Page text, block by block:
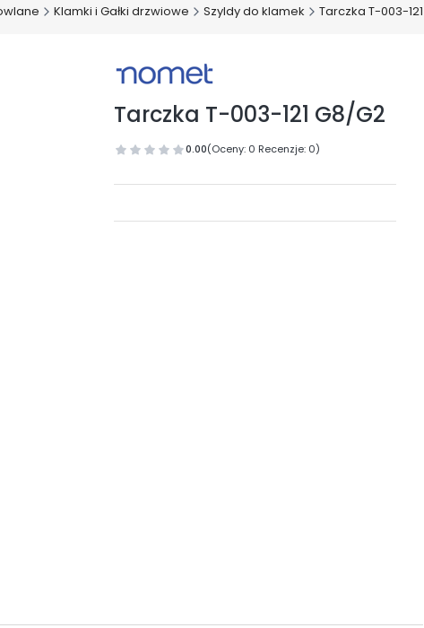
Klamki i Gałki drzwiowe Szyldy do klamek Tarczka T-003-
Tarczka T-003-121 G8/G2
0.00(Oceny: 0 Recenzje: 0)